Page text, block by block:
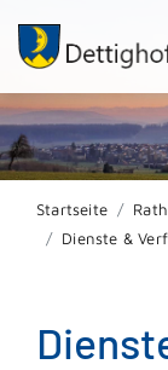
Startseite
Dienste &